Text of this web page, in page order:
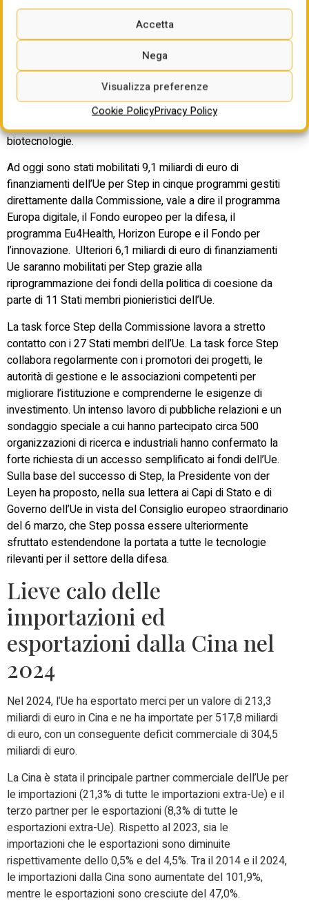
Accetta
Nega
Visualizza preferenze
Cookie PolicyPrivacy Policy
Oggi la Piattaforma tecnologica strategica per l’Europa
(Step) celebra il suo primo anno di attività per lo sviluppo e
la produzione di tecnologie critiche in Europa. Lo scorso
anno, Step ha riunito il potere d’investimento di 11
programmi dell’Ue e ha mobilitato oltre 15 miliardi di euro
per sostenere la competitività dell’Europa in tre settori
strategici: tecnologie digitali e innovazione deep-tech,
tecnologie pulite ed efficienti sotto il profilo delle risorse e
biotecnologie.
Ad oggi sono stati mobilitati 9,1 miliardi di euro di
finanziamenti dell’Ue per Step in cinque programmi gestiti
direttamente dalla Commissione, vale a dire il programma
Europa digitale, il Fondo europeo per la difesa, il
programma Eu4Health, Horizon Europe e il Fondo per
l’innovazione. Ulteriori 6,1 miliardi di euro di finanziamenti
Ue saranno mobilitati per Step grazie alla
riprogrammazione dei fondi della politica di coesione da
parte di 11 Stati membri pionieristici dell’Ue.
La task force Step della Commissione lavora a stretto
contatto con i 27 Stati membri dell’Ue. La task force Step
collabora regolarmente con i promotori dei progetti, le
autorità di gestione e le associazioni competenti per
migliorare l’istituzione e comprenderne le esigenze di
investimento. Un intenso lavoro di pubbliche relazioni e un
sondaggio speciale a cui hanno partecipato circa 500
organizzazioni di ricerca e industriali hanno confermato la
forte richiesta di un accesso semplificato ai fondi dell’Ue.
Sulla base del successo di Step, la Presidente von der
Leyen ha proposto, nella sua lettera ai Capi di Stato e di
Governo dell’Ue in vista del Consiglio europeo straordinario
del 6 marzo, che Step possa essere ulteriormente
sfruttato estendendone la portata a tutte le tecnologie
rilevanti per il settore della difesa.
Lieve calo delle
importazioni ed
esportazioni dalla Cina nel
2024
Nel 2024, l’Ue ha esportato merci per un valore di 213,3
miliardi di euro in Cina e ne ha importate per 517,8 miliardi
di euro, con un conseguente deficit commerciale di 304,5
miliardi di euro.
La Cina è stata il principale partner commerciale dell’Ue per
le importazioni (21,3% di tutte le importazioni extra-Ue) e il
terzo partner per le esportazioni (8,3% di tutte le
esportazioni extra-Ue). Rispetto al 2023, sia le
importazioni che le esportazioni sono diminuite
rispettivamente dello 0,5% e del 4,5%. Tra il 2014 e il 2024,
le importazioni dalla Cina sono aumentate del 101,9%,
mentre le esportazioni sono cresciute del 47,0%.